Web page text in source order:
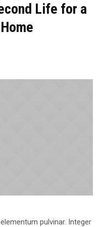
Life for a
pulvinar. Integer